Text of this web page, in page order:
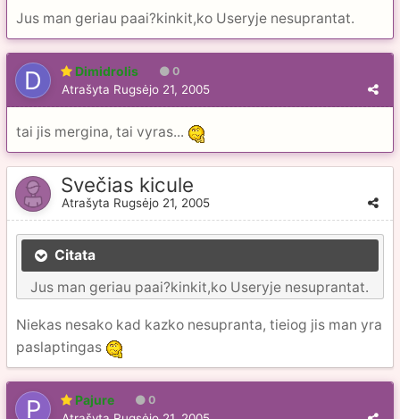
Jus man geriau paai?kinkit,ko Useryje nesuprantat.
Dimidrolis 0
Atrašyta Rugsėjo 21, 2005
tai jis mergina, tai vyras...
Svečias kicule
Atrašyta Rugsėjo 21, 2005
Citata
Jus man geriau paai?kinkit,ko Useryje nesuprantat.
Niekas nesako kad kazko nesupranta, tieiog jis man yra
paslaptingas
Pajure 0